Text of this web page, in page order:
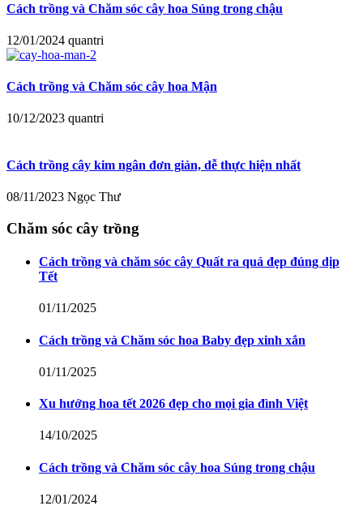
Cách trồng và Chăm sóc cây hoa Súng trong chậu
12/01/2024 quantri
Cách trồng và Chăm sóc cây hoa Mận
10/12/2023 quantri
Cách trồng cây kim ngân đơn giản, dễ thực hiện nhất
08/11/2023 Ngọc Thư
Chăm sóc cây trồng
Cách trồng và chăm sóc cây Quất ra quả đẹp đúng dịp
Tết
01/11/2025
Cách trồng và Chăm sóc hoa Baby đẹp xinh xắn
01/11/2025
Xu hướng hoa tết 2026 đẹp cho mọi gia đình Việt
14/10/2025
Cách trồng và Chăm sóc cây hoa Súng trong chậu
12/01/2024